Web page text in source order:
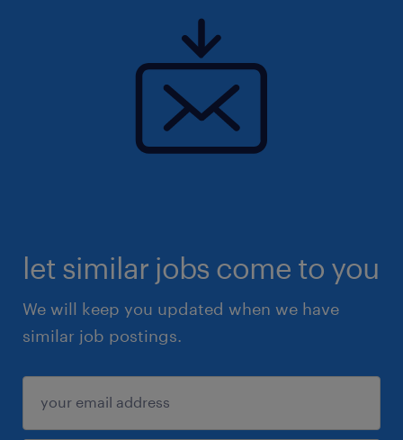
let similar jobs come to you
We will keep you updated when we have
similar job postings.